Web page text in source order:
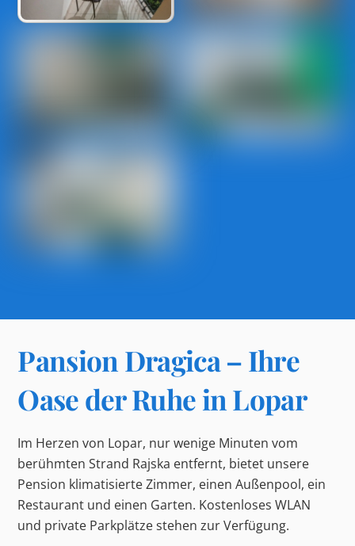
Pansion Dragica – Ihre
Oase der Ruhe in Lopar
Im Herzen von Lopar, nur wenige Minuten vom
berühmten Strand Rajska entfernt, bietet unsere
Pension klimatisierte Zimmer, einen Außenpool, ein
Restaurant und einen Garten. Kostenloses WLAN
und private Parkplätze stehen zur Verfügung.